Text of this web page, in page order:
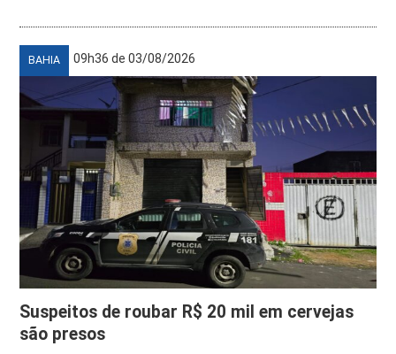
BAHIA 09h36 de 03/08/2026
Suspeitos de roubar R$ 20 mil em cervejas
são presos